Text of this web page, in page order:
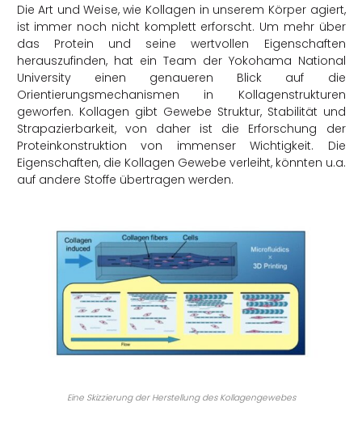
Die Art und Weise, wie Kollagen in unserem Körper agiert,
ist immer noch nicht komplett erforscht. Um mehr über
das Protein und seine wertvollen Eigenschaften
herauszufinden, hat ein Team der Yokohama National
University einen genaueren Blick auf die
Orientierungsmechanismen in Kollagenstrukturen
geworfen. Kollagen gibt Gewebe Struktur, Stabilität und
Strapazierbarkeit, von daher ist die Erforschung der
Proteinkonstruktion von immenser Wichtigkeit. Die
Eigenschaften, die Kollagen Gewebe verleiht, könnten u.a.
auf andere Stoffe übertragen werden.
Eine Skizzierung der Herstellung des Kollagengewebes